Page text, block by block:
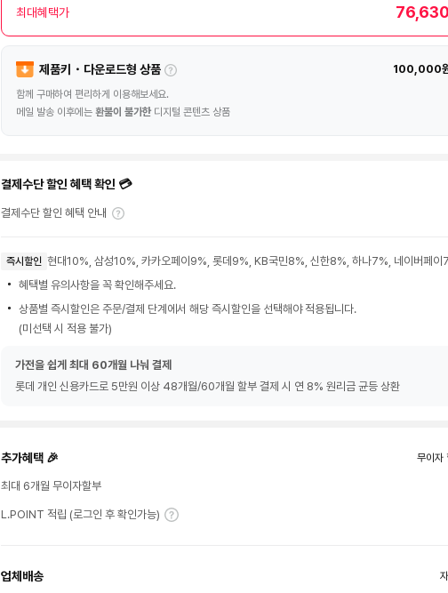
최대혜택가
제품키・다운로드형 상품 100,000
함께 구매하여 편리하게 이용해보세요.
메일 발송 이후에는 환불이 불가한디지털 콘텐츠 상품
결제수단 할인 혜택 확인 💳
결제수단 할인 혜택 안내
즉시할인 현대10%, 삼성10%, 카카오페이9%, 롯데9%, KB국민8%, 신한8%, 하나7%, 네이버페이
혜택별 유의사항을 꼭 확인해주세요.
상품별 즉시할인은 주문/결제 단계에서 해당 즉시할인을 선택해야 적용됩니다.
(미선택 시 적용 불가)
가전을 쉽게 최대 60개월 나눠 결제
롯데 개인 신용카드로 5만원 이상 48개월/60개월 할부 결제 시 연 8% 원리금 균등 상환
추가혜택 🎉 무이자
최대 6개월 무이자할부
L.POINT 적립 (로그인 후 확인가능)
업체배송